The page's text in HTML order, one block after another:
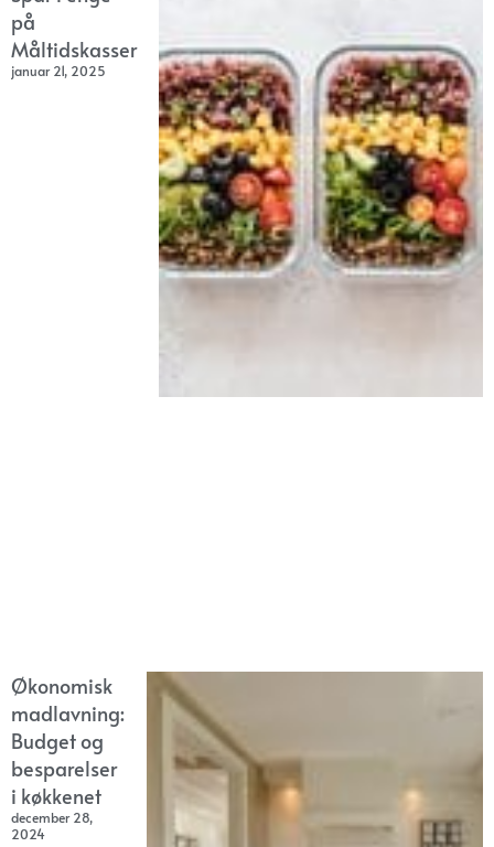
på
Måltidskasser
januar 21, 2025
Økonomisk
madlavning:
Budget og
besparelser
i køkkenet
december 28,
2024